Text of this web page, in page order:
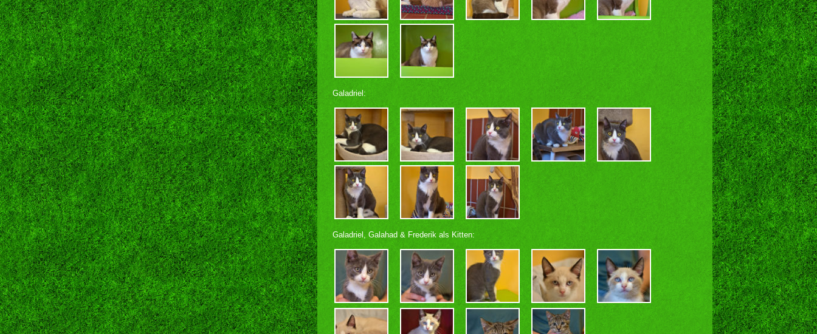
Galadriel:
Galadriel, Galahad & Frederik als Kitten: